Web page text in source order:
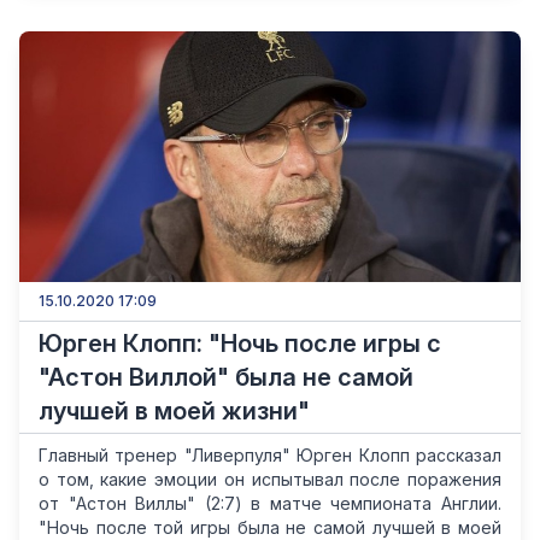
15.10.2020 17:09
Юрген Клопп: "Ночь после игры с
"Астон Виллой" была не самой
лучшей в моей жизни"
Главный тренер "Ливерпуля" Юрген Клопп рассказал
о том, какие эмоции он испытывал после поражения
от "Астон Виллы" (2:7) в матче чемпионата Англии.
"Ночь после той игры была не самой лучшей в моей